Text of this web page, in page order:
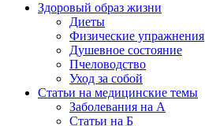
Здоровый образ жизни
Диеты
Физические упражнения
Душевное состояние
Пчеловодство
Уход за собой
Статьи на медицинские темы
Заболевания на А
Статьи на Б